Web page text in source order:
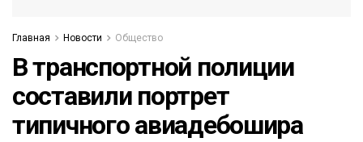
Главная Новости Общество
В транспортной полиции
составили портрет
типичного авиадебошира